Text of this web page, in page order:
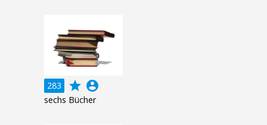
283 grade account_circle
sechs Bücher